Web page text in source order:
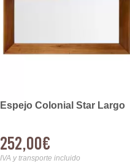
Espejo Colonial Star Largo
252,00€
IVA y transporte incluido